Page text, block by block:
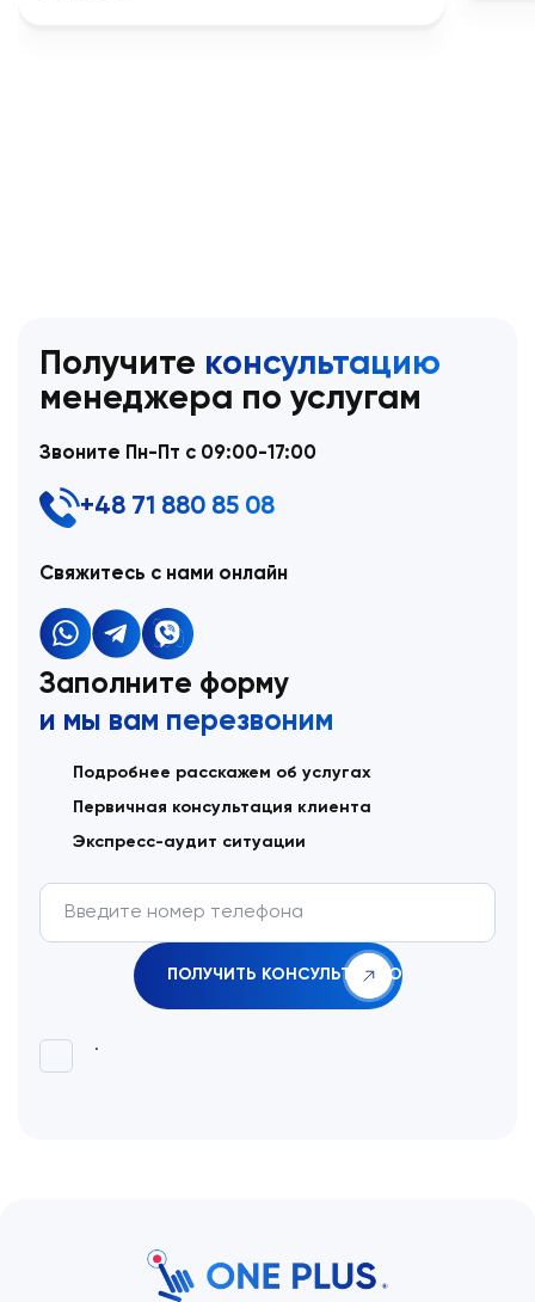
Получите консультацию
менеджера по услугам
Звоните Пн-Пт с 09:00-17:00
+48 71 880 85 08
Свяжитесь с нами онлайн
Заполните форму
и мы вам перезвоним
Подробнее расскажем об услугах
Первичная консультация клиента
Экспресс-аудит ситуации
.